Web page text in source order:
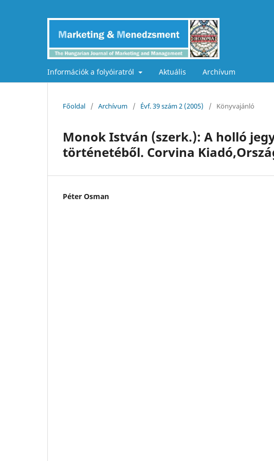
Információk a folyóiratról Aktuális Archívum
Főoldal / Archívum / Évf. 39 szám 2 (2005) / Könyvajánló
Monok István (szerk.): A holló
történetéből. Corvina
Péter Osman